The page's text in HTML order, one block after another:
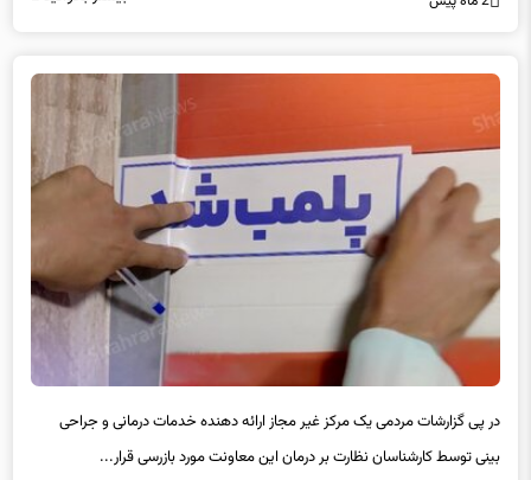
در پی گزارشات مردمی یک مرکز غیر مجاز ارائه دهنده خدمات درمانی و جراحی
بینی توسط کارشناسان نظارت بر درمان این معاونت مورد بازرسی قرار...